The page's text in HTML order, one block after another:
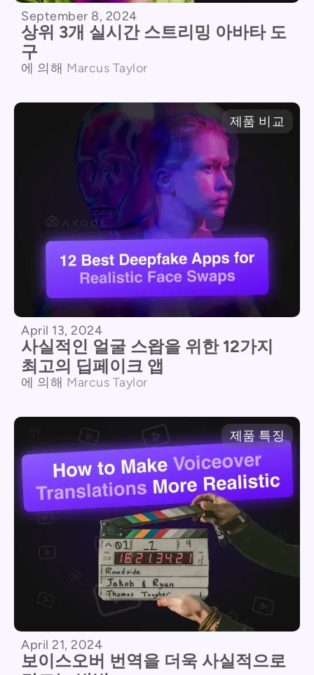
September 8, 2024
상위 3개 실시간 스트리밍 아바타 도
구
에 의해 Marcus Taylor
제품 비교
April 13, 2024
사실적인 얼굴 스왑을 위한 12가지
최고의 딥페이크 앱
에 의해 Marcus Taylor
제품 특징
April 21, 2024
보이스오버 번역을 더욱 사실적으로